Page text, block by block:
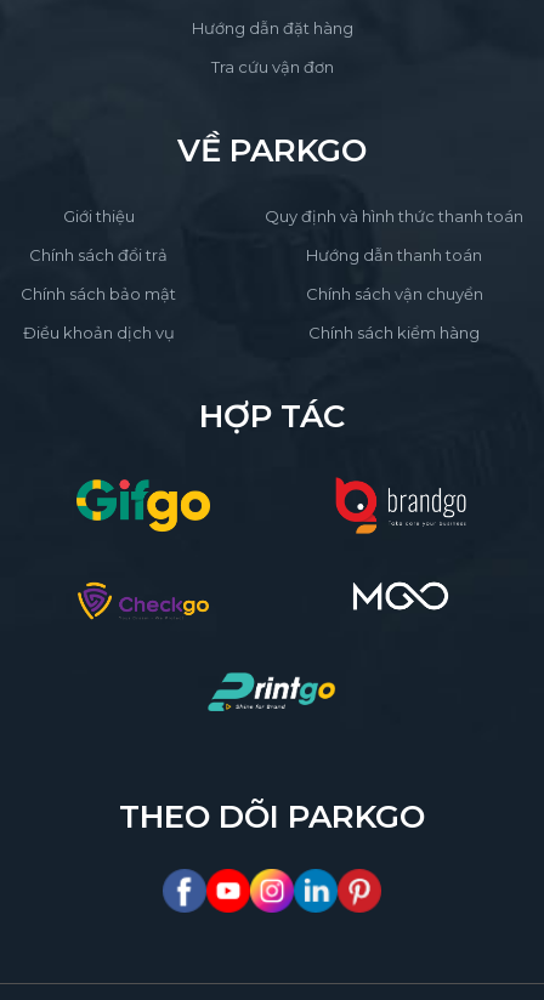
Hướng dẫn đặt hàng
Tra cứu vận đơn
VỀ PARKGO
Giới thiệu
Chính sách đổi trả
Chính sách bảo mật
Điều khoản dịch vụ
Quy định và hình thức thanh toán
Hướng dẫn thanh toán
Chính sách vận chuyển
Chính sách kiểm hàng
HỢP TÁC
THEO DÕI PARKGO